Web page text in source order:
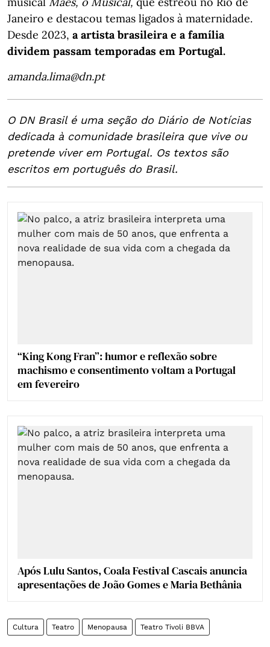
Janeiro e destacou temas ligados à maternidade.
Desde 2023, a artista brasileira e a família
dividem passam temporadas em Portugal.
amanda.lima@dn.pt
O DN Brasil é uma seção do Diário de Notícias
dedicada à comunidade brasileira que vive ou
pretende viver em Portugal. Os textos são
escritos em português do Brasil.
“King Kong Fran”: humor e reflexão sobre
machismo e consentimento voltam a Portugal
em fevereiro
Após Lulu Santos, Coala Festival Cascais anuncia
apresentações de João Gomes e Maria Bethânia
Cultura Teatro Menopausa Teatro Tivoli BBVA